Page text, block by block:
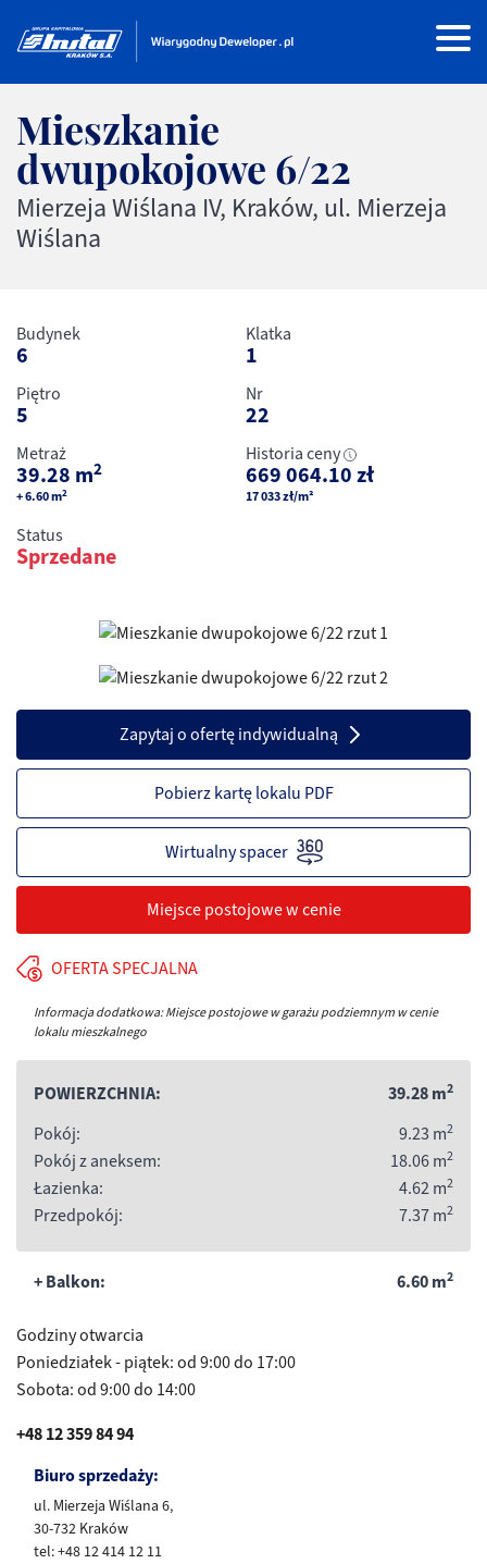
Mieszkanie
dwupokojowe 6/22
Mierzeja Wiślana IV, Kraków, ul. Mierzeja
Wiślana
Budynek
6
Klatka
1
Piętro
5
Nr
22
Metraż
39.28 m2
+ 6.60m2
Historia ceny
669 064.10zł
17 033zł/m²
Status
Sprzedane
Zapytaj o ofertę indywidualną
Pobierz kartę lokalu PDF
Miejsce postojowe w cenie
OFERTA SPECJALNA
Informacja dodatkowa: Miejsce postojowe w garażu podziemnym w cenie
lokalu mieszkalnego
POWIERZCHNIA: 39.28m2
Pokój: 9.23 m2
Pokój z aneksem: 18.06m2
Łazienka: 4.62m2
Przedpokój: 7.37m2
+ Balkon: 6.60m2
Godziny otwarcia
Poniedziałek - piątek: od 9:00 do 17:00
Sobota: od 9:00 do 14:00
+48 12 359 84 94
Biuro sprzedaży:
ul. Mierzeja Wiślana 6,
30-732 Kraków
tel: +48 12 414 12 11